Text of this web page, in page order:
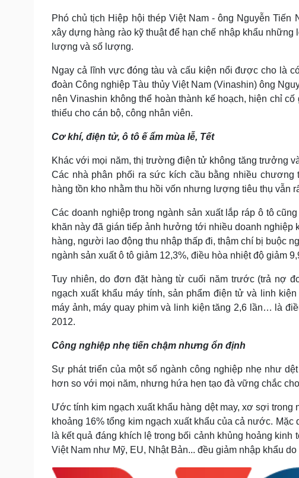
Phó chủ tịch Hiệp hội thép Việt Nam - ông Nguyễn
xây dựng hàng rào kỹ thuật để hạn chế nhập khẩu
lượng và số lượng.
Ngay cả lĩnh vực đóng tàu và cấu kiện nổi được cho là
đoàn Công nghiệp Tàu thủy Việt Nam (Vinashin) ông
nên Vinashin không thể hoàn thành kế hoạch, hiện chỉ
thiểu cho cán bộ, công nhân viên.
Cơ khí, điện tử, ô tô ế ẩm mùa lễ, Tết
Khác với mọi năm, thị trường điện tử không tăng trưởng
Các nhà phân phối ra sức kích cầu bằng nhiều
hàng tồn kho nhằm thu hồi vốn nhưng lượng tiêu thụ vẫn
Các doanh nghiệp trong ngành sản xuất lắp ráp ô tô
khăn này đã gián tiếp ảnh hưởng tới nhiều doanh
hàng, người lao động thu nhập thấp đi, thậm chí bị buộc
ngành sản xuất ô tô giảm 12,3%, điều hòa nhiệt độ giảm
Tuy nhiên, do đơn đặt hàng từ cuối năm trước (trả nợ
ngạch xuất khẩu máy tính, sản phẩm điện tử và linh
máy ảnh, máy quay phim và linh kiện tăng 2,6 lần… là
2012.
Công nghiệp nhẹ tiến chậm nhưng ổn định
Sự phát triển của một số ngành công nghiệp nhẹ như
hơn so với mọi năm, nhưng hứa hẹn tạo đà vững chắc
Ước tính kim ngạch xuất khẩu hàng dệt may, xơ sợi
khoảng 16% tổng kim ngạch xuất khẩu của cả nước.
là kết quả đáng khích lệ trong bối cảnh khủng hoảng
Việt Nam như Mỹ, EU, Nhật Bản... đều giảm nhập khẩu